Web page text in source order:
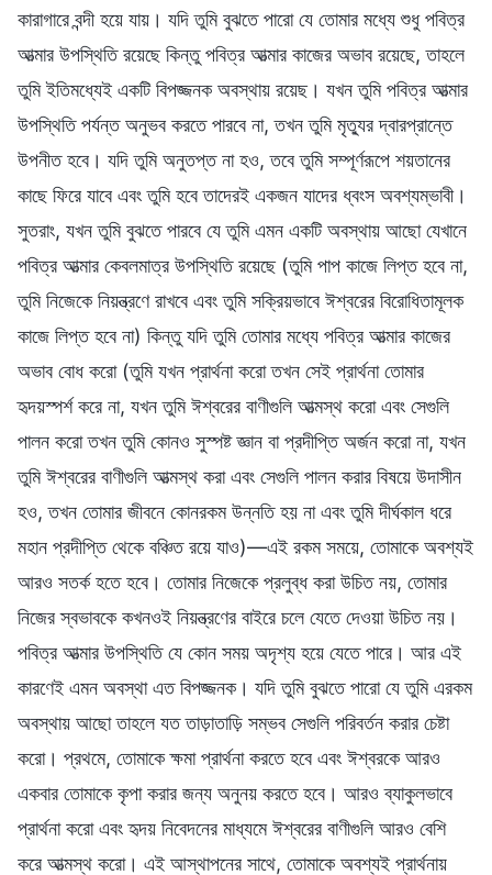
কারাগারে বন্দী হয়ে যায়। যদি তুমি বুঝতে পারো যে তোমার মধ্যে শুধু পবিত্র
আত্মার উপস্থিতি রয়েছে কিন্তু পবিত্র আত্মার কাজের অভাব রয়েছে, তাহলে
তুমি ইতিমধ্যেই একটি বিপজ্জনক অবস্থায় রয়েছ। যখন তুমি পবিত্র আত্মার
উপস্থিতি পর্যন্ত অনুভব করতে পারবে না, তখন তুমি মৃত্যুর দ্বারপ্রান্তে
উপনীত হবে। যদি তুমি অনুতপ্ত না হও, তবে তুমি সম্পূর্ণরূপে শয়তানের
কাছে ফিরে যাবে এবং তুমি হবে তাদেরই একজন যাদের ধ্বংস অবশ্যম্ভাবী।
সুতরাং, যখন তুমি বুঝতে পারবে যে তুমি এমন একটি অবস্থায় আছো যেখানে
পবিত্র আত্মার কেবলমাত্র উপস্থিতি রয়েছে (তুমি পাপ কাজে লিপ্ত হবে না,
তুমি নিজেকে নিয়ন্ত্রণে রাখবে এবং তুমি সক্রিয়ভাবে ঈশ্বরের বিরোধিতামূলক
কাজে লিপ্ত হবে না) কিন্তু যদি তুমি তোমার মধ্যে পবিত্র আত্মার কাজের
অভাব বোধ করো (তুমি যখন প্রার্থনা করো তখন সেই প্রার্থনা তোমার
হৃদয়স্পর্শ করে না, যখন তুমি ঈশ্বরের বাণীগুলি আত্মস্থ করো এবং সেগুলি
পালন করো তখন তুমি কোনও সুস্পষ্ট জ্ঞান বা প্রদীপ্তি অর্জন করো না, যখন
তুমি ঈশ্বরের বাণীগুলি আত্মস্থ করা এবং সেগুলি পালন করার বিষয়ে উদাসীন
হও, তখন তোমার জীবনে কোনরকম উন্নতি হয় না এবং তুমি দীর্ঘকাল ধরে
মহান প্রদীপ্তি থেকে বঞ্চিত রয়ে যাও)—এই রকম সময়ে, তোমাকে অবশ্যই
আরও সতর্ক হতে হবে। তোমার নিজেকে প্রলুব্ধ করা উচিত নয়, তোমার
নিজের স্বভাবকে কখনওই নিয়ন্ত্রণের বাইরে চলে যেতে দেওয়া উচিত নয়।
পবিত্র আত্মার উপস্থিতি যে কোন সময় অদৃশ্য হয়ে যেতে পারে। আর এই
কারণেই এমন অবস্থা এত বিপজ্জনক। যদি তুমি বুঝতে পারো যে তুমি এরকম
অবস্থায় আছো তাহলে যত তাড়াতাড়ি সম্ভব সেগুলি পরিবর্তন করার চেষ্টা
করো। প্রথমে, তোমাকে ক্ষমা প্রার্থনা করতে হবে এবং ঈশ্বরকে আরও
একবার তোমাকে কৃপা করার জন্য অনুনয় করতে হবে। আরও ব্যাকুলভাবে
প্রার্থনা করো এবং হৃদয় নিবেদনের মাধ্যমে ঈশ্বরের বাণীগুলি আরও বেশি
করে আত্মস্থ করো। এই আস্থাপনের সাথে, তোমাকে অবশ্যই প্রার্থনায়